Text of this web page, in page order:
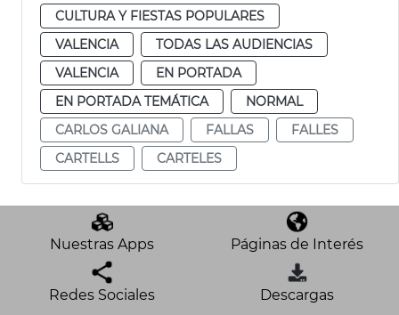
CULTURA Y FIESTAS POPULARES
VALENCIA
TODAS LAS AUDIENCIAS
VALENCIA
EN PORTADA
EN PORTADA TEMÁTICA
NORMAL
CARLOS GALIANA
FALLAS
FALLES
CARTELLS
CARTELES
Nuestras Apps Páginas de Interés
Redes Sociales Descargas